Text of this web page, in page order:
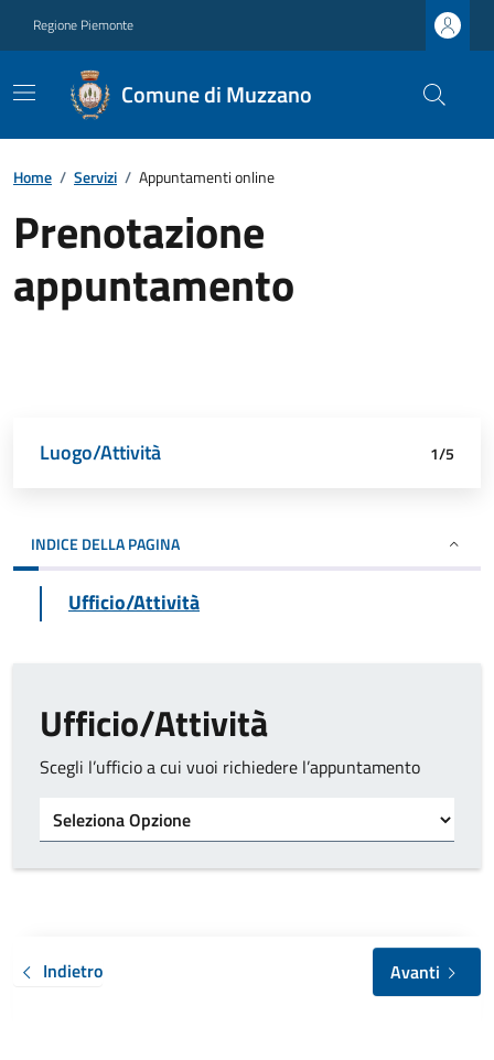
Regione Piemonte
Comune di Muzzano
Home / Servizi / Appuntamenti online
Prenotazione
appuntamento
Luogo/Attività
Dettagli appuntamento
Richiedente
Data e orario
Riepilogo 1/5
INDICE DELLA PAGINA
Ufficio/Attività
Ufficio/Attività
Scegli l’ufficio a cui vuoi richiedere l’appuntamento
Indietro Avanti